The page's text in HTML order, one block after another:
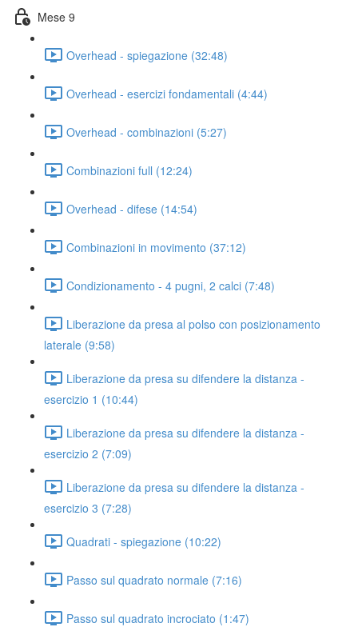
Mese 9
Overhead - spiegazione (32:48)
Overhead - esercizi fondamentali (4:44)
Overhead - combinazioni (5:27)
Combinazioni full (12:24)
Overhead - difese (14:54)
Combinazioni in movimento (37:12)
Condizionamento - 4 pugni, 2 calci (7:48)
Liberazione da presa al polso con posizionamento
laterale (9:58)
Liberazione da presa su difendere la distanza -
esercizio 1 (10:44)
Liberazione da presa su difendere la distanza -
esercizio 2 (7:09)
Liberazione da presa su difendere la distanza -
esercizio 3 (7:28)
Quadrati - spiegazione (10:22)
Passo sul quadrato normale (7:16)
Passo sul quadrato incrociato (1:47)